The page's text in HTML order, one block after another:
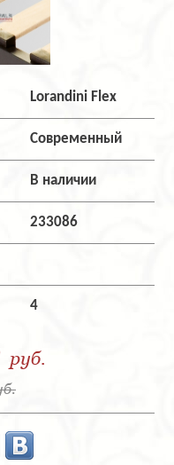
Lorandini Flex
Современный
В наличии
233086
4
руб.